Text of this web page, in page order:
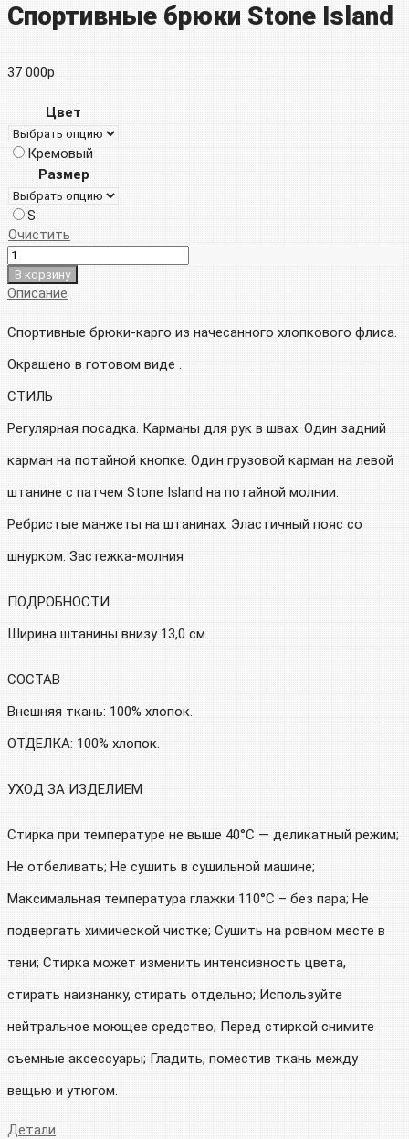
Спортивные брюки Stone Island
37 000р
Цвет
Кремовый
Размер
S
Очистить
В корзину
Описание
Спортивные брюки-карго из начесанного хлопкового флиса.
Окрашено в готовом виде .
СТИЛЬ
Регулярная посадка. Карманы для рук в швах. Один задний
карман на потайной кнопке. Один грузовой карман на левой
штанине с патчем Stone Island на потайной молнии.
Ребристые манжеты на штанинах. Эластичный пояс со
шнурком. Застежка-молния
ПОДРОБНОСТИ
Ширина штанины внизу 13,0 см.
СОСТАВ
Внешняя ткань: 100% хлопок.
ОТДЕЛКА: 100% хлопок.
УХОД ЗА ИЗДЕЛИЕМ
Стирка при температуре не выше 40°C — деликатный режим;
Не отбеливать; Не сушить в сушильной машине;
Максимальная температура глажки 110°С – без пара; Не
подвергать химической чистке; Сушить на ровном месте в
тени; Стирка может изменить интенсивность цвета,
стирать наизнанку, стирать отдельно; Используйте
нейтральное моющее средство; Перед стиркой снимите
съемные аксессуары; Гладить, поместив ткань между
вещью и утюгом.
Детали